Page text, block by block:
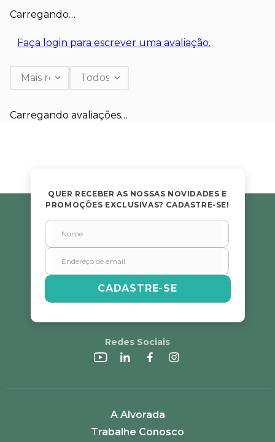
Carregando…
Faça login para escrever uma avaliação.
Mais recentesTodos
Carregando avaliações…
QUER RECEBER AS NOSSAS NOVIDADES E
PROMOÇÕES EXCLUSIVAS? CADASTRE-SE!
CADASTRE-SE
Redes Sociais
A Alvorada
Trabalhe Conosco